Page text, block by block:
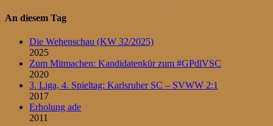
An diesem Tag
Die Wehenschau (KW 32/2025)
2025
Zum Mitmachen: Kandidatenkür zum #GPdlVSC
2020
3. Liga, 4. Spieltag: Karlsruher SC – SVWW 2:1
2017
Erholung ade
2011